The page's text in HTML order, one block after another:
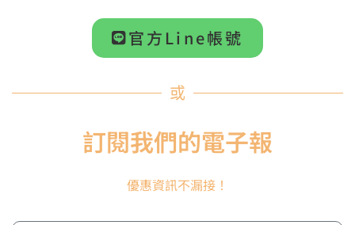
三角鐵棒 (單支)
1,099
SOUND RATTAN 3 圓潤
音色系列 馬林巴木琴槌
藤柄 中
5.00
NT$2,399
加入購物車
官方Line帳號
或
訂閱我們的電子報
優惠資訊不漏接！